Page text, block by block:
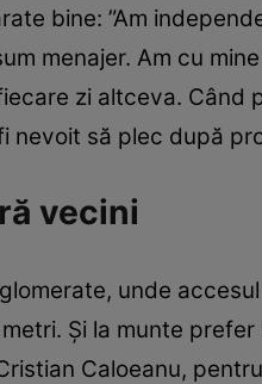
bine: ”Am
menajer. Am cu
zi altceva. Când
să plec după
vecini
unde
Şi la munte
Caloeanu,